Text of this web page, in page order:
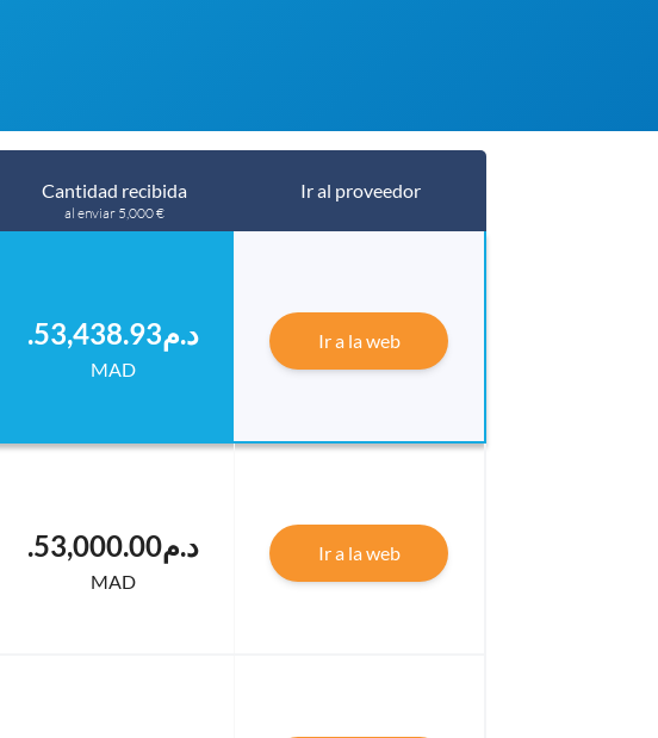
Cantidad recibida
al enviar 5,000 €
Ir al proveedor
.د.م53,438.93
MAD
Ir a la web
.د.م53,000.00
MAD
Ir a la web